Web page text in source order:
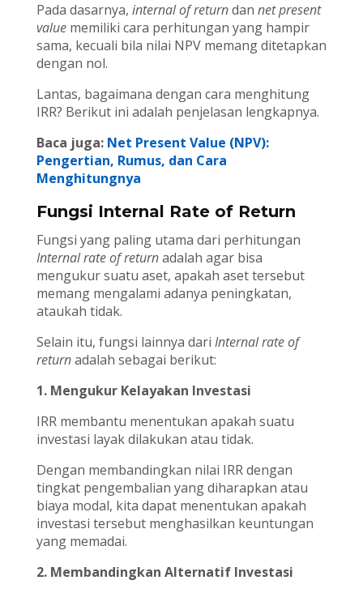
Pada dasarnya, internal of returndan net present
valuememiliki cara perhitungan yang hampir
sama, kecuali bila nilai NPV memang ditetapkan
dengan nol.
Lantas, bagaimana dengan cara menghitung
IRR? Berikut ini adalah penjelasan lengkapnya.
Baca juga: Net Present Value (NPV):
Pengertian, Rumus, dan Cara
Menghitungnya
Fungsi Internal Rate of Return
Fungsi yang paling utama dari perhitungan
Internal rate of returnadalah agar bisa
mengukur suatu aset, apakah aset tersebut
memang mengalami adanya peningkatan,
ataukah tidak.
Selain itu, fungsi lainnya dari Internal rate of
returnadalah sebagai berikut:
1. Mengukur Kelayakan Investasi
IRR membantu menentukan apakah suatu
investasi layak dilakukan atau tidak.
Dengan membandingkan nilai IRR dengan
tingkat pengembalian yang diharapkan atau
biaya modal, kita dapat menentukan apakah
investasi tersebut menghasilkan keuntungan
yang memadai.
2. Membandingkan Alternatif Investasi